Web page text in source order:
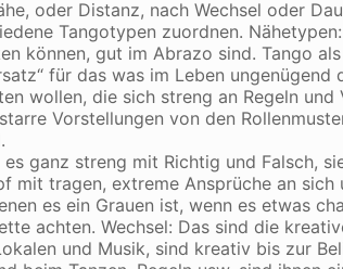
oder Distanz, nach Wechsel oder
Tangotypen zuordnen.
können, gut im Abrazo sind. Tango
für das was im Leben
wollen, die sich streng an Regeln
Vorstellungen von den
ganz streng mit Richtig und Falsch,
mit tragen, extreme Ansprüche an
es ein Grauen ist, wenn es etwas
achten. Wechsel: Das sind die
und Musik, sind kreativ bis zur